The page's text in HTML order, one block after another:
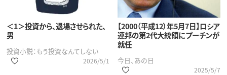
＜1＞投資から、退場させられた、
男
投資小説：もう投資なんてしない
2026/5/1
【2000（平成12）年5月7日】ロシア
連邦の第2代大統領にプーチンが
就任
今日、あの日
2025/5/7